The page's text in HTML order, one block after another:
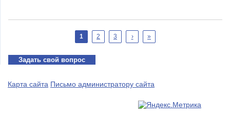
1 2 3 › »
Задать свой вопрос
Карта сайта Письмо администратору сайта